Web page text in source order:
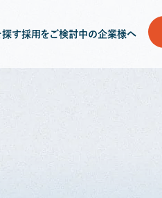
探す採用をご検討中の企業様へ